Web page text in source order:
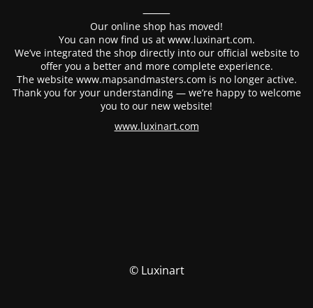
⸻
Our online shop has moved!
You can now find us at www.luxinart.com.
We’ve integrated the shop directly into our official website to
offer you a better and more complete experience.
The website www.mapsandmasters.com is no longer active.
Thank you for your understanding — we’re happy to welcome
you to our new website!
www.luxinart.com
© Luxinart